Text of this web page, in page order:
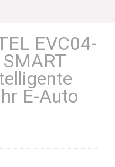
EVC04-
E-Auto